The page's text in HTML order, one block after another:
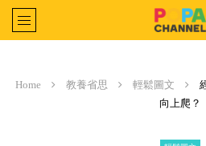
Home 教養省思 輕鬆圖文
向上爬？